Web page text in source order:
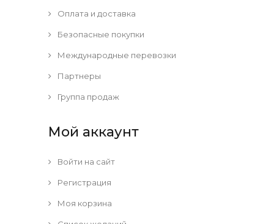
Оплата и доставка
Безопасные покупки
Международные перевозки
Партнеры
Группа продаж
Мой аккаунт
Войти на сайт
Регистрация
Моя корзина